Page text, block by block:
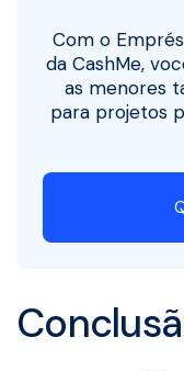
Com o
da CashMe,
as menores
para projetos